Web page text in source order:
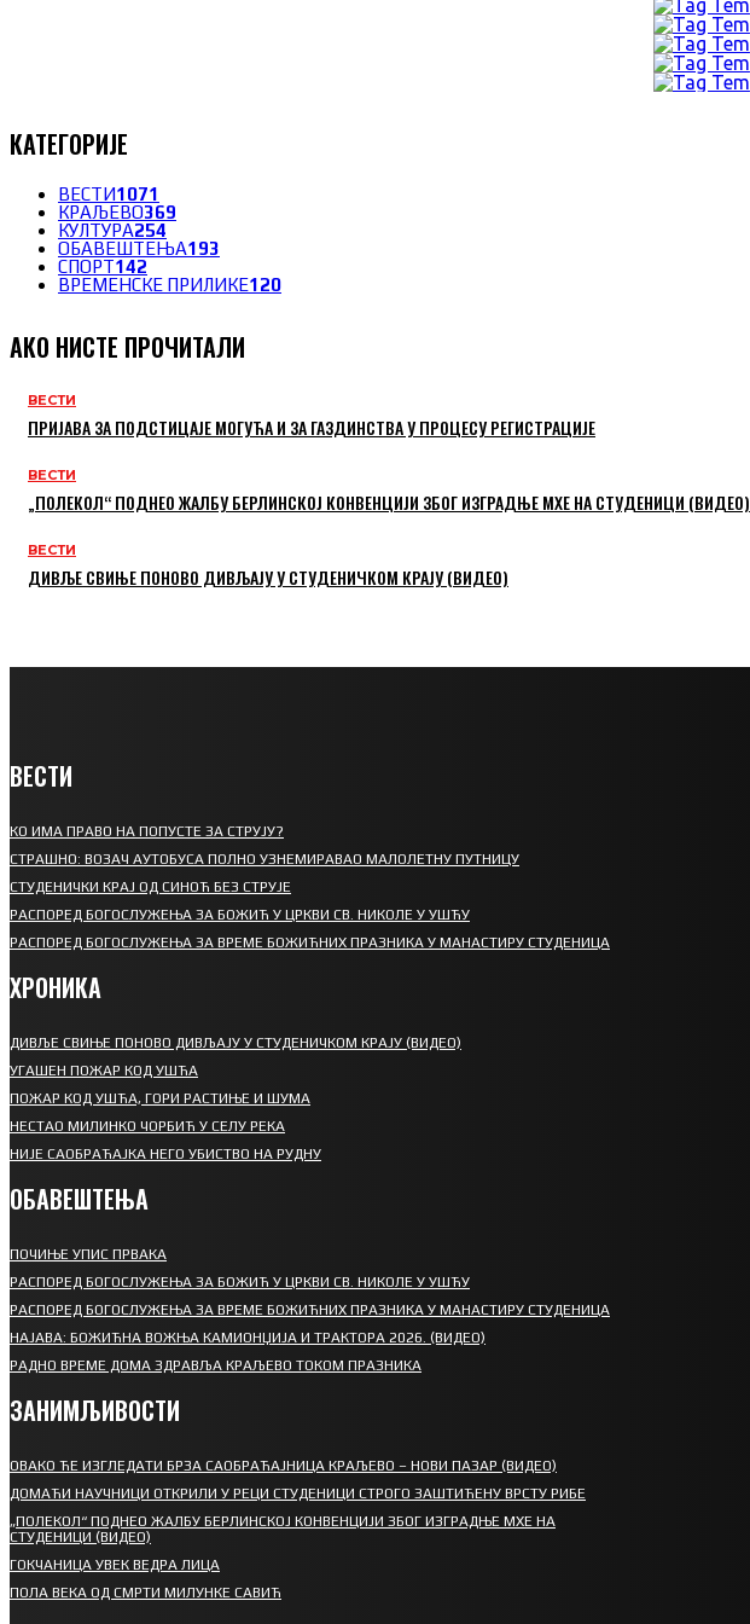
КАТЕГОРИЈЕ
ВЕСТИ1071
КРАЉЕВО369
КУЛТУРА254
ОБАВЕШТЕЊА193
СПОРТ142
ВРЕМЕНСКЕ ПРИЛИКЕ120
АКО НИСТЕ ПРОЧИТАЛИ
ВЕСТИ
ПРИЈАВА ЗА ПОДСТИЦАЈЕ МОГУЋА И ЗА ГАЗДИНСТВА У ПРОЦЕСУ РЕГИСТРАЦИЈЕ
ВЕСТИ
„ПОЛЕКОЛ“ ПОДНЕО ЖАЛБУ БЕРЛИНСКОЈ КОНВЕНЦИЈИ ЗБОГ ИЗГРАДЊЕ МХЕ НА СТУДЕНИЦИ (ВИДЕО)
ВЕСТИ
ДИВЉЕ СВИЊЕ ПОНОВО ДИВЉАЈУ У СТУДЕНИЧКОМ КРАЈУ (ВИДЕО)
ВЕСТИ
КО ИМА ПРАВО НА ПОПУСТЕ ЗА СТРУЈУ?
СТРАШНО: ВОЗАЧ АУТОБУСА ПОЛНО УЗНЕМИРАВАО МАЛОЛЕТНУ ПУТНИЦУ
СТУДЕНИЧКИ КРАЈ ОД СИНОЋ БЕЗ СТРУЈЕ
РАСПОРЕД БОГОСЛУЖЕЊА ЗА БОЖИЋ У ЦРКВИ СВ. НИКОЛЕ У УШЋУ
РАСПОРЕД БОГОСЛУЖЕЊА ЗА ВРЕМЕ БОЖИЋНИХ ПРАЗНИКА У МАНАСТИРУ СТУДЕНИЦА
ХРОНИКА
ДИВЉЕ СВИЊЕ ПОНОВО ДИВЉАЈУ У СТУДЕНИЧКОМ КРАЈУ (ВИДЕО)
УГАШЕН ПОЖАР КОД УШЋА
ПОЖАР КОД УШЋА, ГОРИ РАСТИЊЕ И ШУМА
НЕСТАО МИЛИНКО ЧОРБИЋ У СЕЛУ РЕКА
НИЈЕ САОБРАЋАЈКА НЕГО УБИСТВО НА РУДНУ
ОБАВЕШТЕЊА
ПОЧИЊЕ УПИС ПРВАКА
РАСПОРЕД БОГОСЛУЖЕЊА ЗА БОЖИЋ У ЦРКВИ СВ. НИКОЛЕ У УШЋУ
РАСПОРЕД БОГОСЛУЖЕЊА ЗА ВРЕМЕ БОЖИЋНИХ ПРАЗНИКА У МАНАСТИРУ СТУДЕНИЦА
НАЈАВА: БОЖИЋНА ВОЖЊА КАМИОНЏИЈА И ТРАКТОРА 2026. (ВИДЕО)
РАДНО ВРЕМЕ ДОМА ЗДРАВЉА КРАЉЕВО ТОКОМ ПРАЗНИКА
ЗАНИМЉИВОСТИ
ОВАКО ЋЕ ИЗГЛЕДАТИ БРЗА САОБРАЋАЈНИЦА КРАЉЕВО – НОВИ ПАЗАР (ВИДЕО)
ДОМАЋИ НАУЧНИЦИ ОТКРИЛИ У РЕЦИ СТУДЕНИЦИ СТРОГО ЗАШТИЋЕНУ ВРСТУ РИБЕ
„ПОЛЕКОЛ“ ПОДНЕО ЖАЛБУ БЕРЛИНСКОЈ КОНВЕНЦИЈИ ЗБОГ ИЗГРАДЊЕ МХЕ НА
СТУДЕНИЦИ (ВИДЕО)
ГОКЧАНИЦА УВЕК ВЕДРА ЛИЦА
ПОЛА ВЕКА ОД СМРТИ МИЛУНКЕ САВИЋ